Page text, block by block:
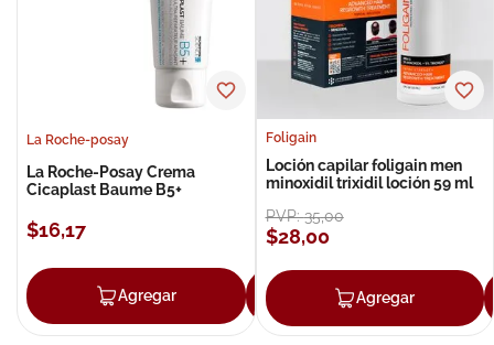
La Roche-posay
La Roche-Posay Crema
Cicaplast Baume B5+
$16,17
Agregar Agregar
Foligain
Loción capilar foligain men
minoxidil trixidil loción 59 ml
PVP:35,00
$28,00
Agregar